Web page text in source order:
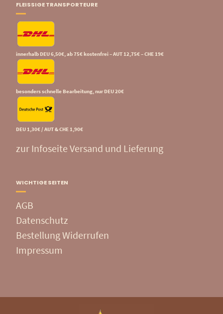
FLEISSIGE TRANSPORTEURE
innerhalb DEU 6,50€, ab 75€ kostenfrei – AUT 12,75€ – CHE 19€
besonders schnelle Bearbeitung, nur DEU 20€
DEU 1,30€ / AUT & CHE 1,90€
zur Infoseite Versand und Lieferung
WICHTIGE SEITEN
AGB
Datenschutz
Bestellung Widerrufen
Impressum